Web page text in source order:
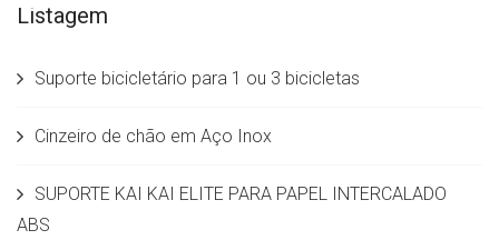
Listagem
Suporte bicicletário para 1 ou 3 bicicletas
Cinzeiro de chão em Aço Inox
SUPORTE KAI KAI ELITE PARA PAPEL INTERCALADO
ABS